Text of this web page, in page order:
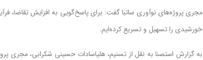
مجری پروژه‌های نوآوری ساتبا گفت: برای پاسخ‌گویی به افزایش تقاضا،
خورشیدی را تسهیل و تسریع کرده‌ایم.
به گزارش استصنا به نقل از تسنیم، هلیاسادات حسینی‌ شکرابی، مجری